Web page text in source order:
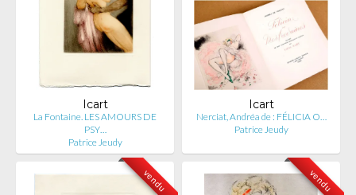
Icart
La Fontaine. LES AMOURS DE
PSY…
Patrice Jeudy
Icart
Nerciat, Andréa de : FÉLICIA O…
Patrice Jeudy
vendu vendu